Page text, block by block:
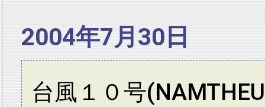
2004年7月30日
台風１０号